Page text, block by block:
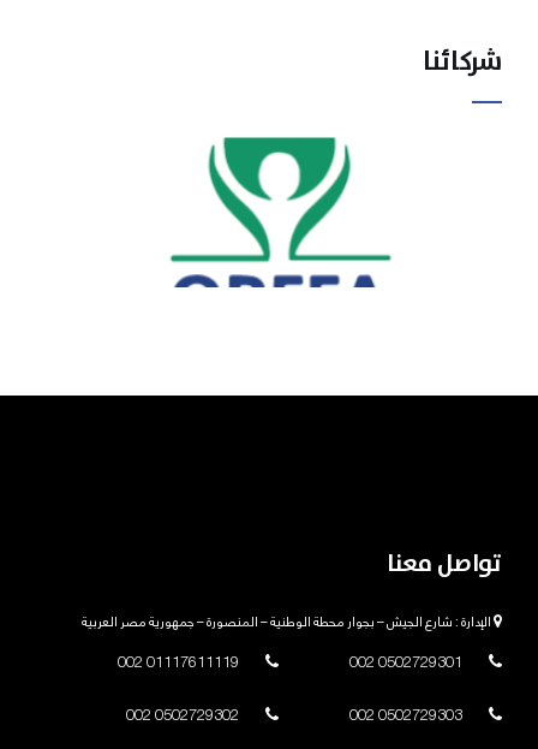
شركائنا
تواصل معنا
الإدارة : شارع الجيش – بجوار محطة الوطنية – المنصورة – جمهورية مصر العربية